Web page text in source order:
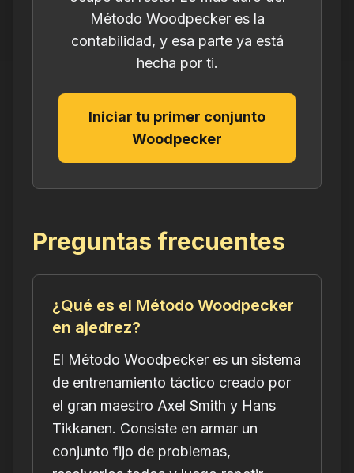
Método Woodpecker es la
contabilidad, y esa parte ya está
hecha por ti.
Iniciar tu primer conjunto
Woodpecker
Preguntas frecuentes
¿Qué es el Método Woodpecker
en ajedrez?
El Método Woodpecker es un sistema
de entrenamiento táctico creado por
el gran maestro Axel Smith y Hans
Tikkanen. Consiste en armar un
conjunto fijo de problemas,